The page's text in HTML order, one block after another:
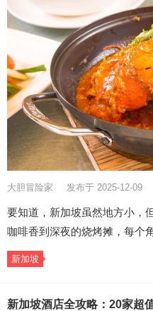
大胆冒险家 发布于 2025-12-09
要知道，新加坡虽然地方小，
咖啡香到深夜的烧烤摊，每个
新加坡
新加坡酒店全攻略：20家超